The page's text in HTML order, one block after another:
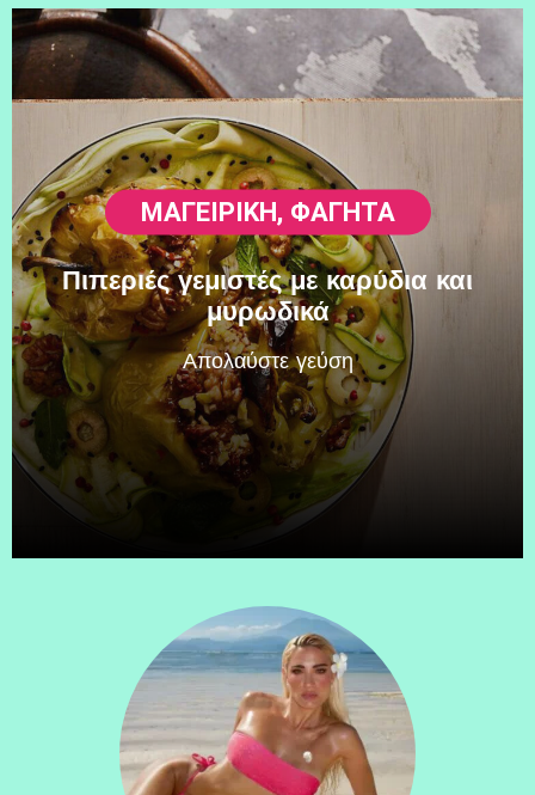
ΜΑΓΕΙΡΙΚΗ, ΦΑΓΗΤΆ
Πιπεριές γεμιστές με καρύδια και
μυρωδικά
Απολαύστε γεύση